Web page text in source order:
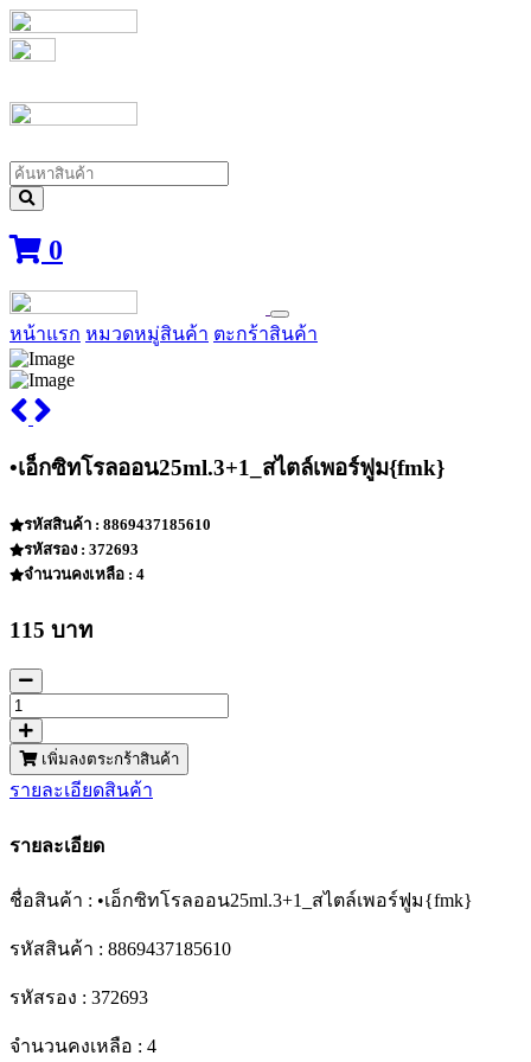
0
หน้าแรก หมวดหมู่สินค้า ตะกร้าสินค้า
•เอ็กซิทโรลออน25ml.3+1_สไตล์เพอร์ฟูม{fmk}
รหัสสินค้า : 8869437185610
รหัสรอง : 372693
จำนวนคงเหลือ : 4
115 บาท
เพิ่มลงตระกร้าสินค้า
รายละเอียดสินค้า
รายละเอียด
ชื่อสินค้า : •เอ็กซิทโรลออน25ml.3+1_สไตล์เพอร์ฟูม{fmk}
รหัสสินค้า : 8869437185610
รหัสรอง : 372693
จำนวนคงเหลือ : 4